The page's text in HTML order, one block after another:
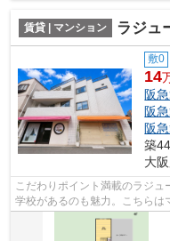
賃貸 | マンション ラジュ
敷0
14
阪
阪
阪
築
大
こだわりポイント満載のラジ
学校があるのも魅力。こちらは
件です。できるだけ早めに不動